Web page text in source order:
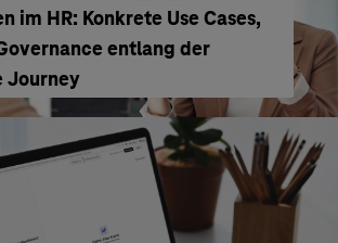
im HR: Konkrete Use Cases,
entlang der
Journey